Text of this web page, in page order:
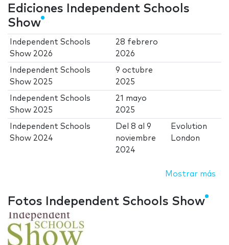
Ediciones Independent Schools
Show
Independent Schools
Show 2026
28 febrero
2026
Independent Schools
Show 2025
9 octubre
2025
Independent Schools
Show 2025
21 mayo
2025
Independent Schools
Show 2024
Del8 al9
noviembre
2024
Evolution
London
Mostrar más
Fotos Independent Schools Show